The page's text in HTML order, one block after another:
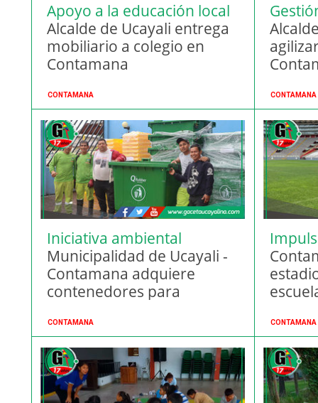
Apoyo a la educación local
Alcalde de Ucayali entrega
mobiliario a colegio en
Contamana
CONTAMANA CONTAMANA
Iniciativa ambiental
Municipalidad de Ucayali -
Contamana adquiere
contenedores para
CONTAMANA CONTAMANA